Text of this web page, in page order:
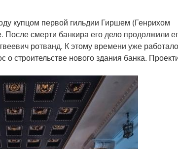
купцом первой гильдии Гиршем (Генрихом
смерти банкира его дело продолжили
ротванд. К этому времени уже
о строительстве нового здания банка.